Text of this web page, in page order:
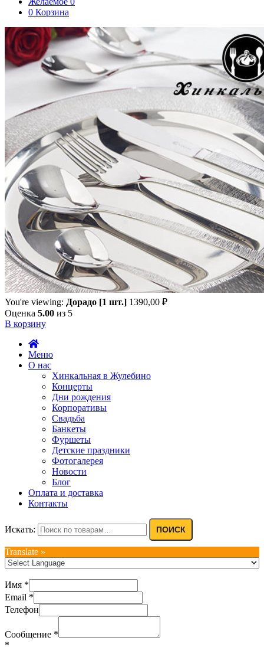
0 Корзина
You're viewing: Дорадо [1 шт.] 1390,00 ₽
Оценка 5.00 из 5
В корзину
Меню
О нас
Хинкальная в Жулебино
Концерты
Дни рождения
Корпоративы
Свадьба
Банкеты
Фуршеты
Детские праздники
Фотогалерея
Новости
Блог
Оплата и доставка
Контакты
Искать: ПОИСК
Translate »
Имя *
Email *
Телефон
Сообщение *
*